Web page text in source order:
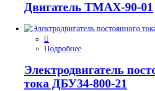
Двигатель ТМАХ-90-01
Подробнее
Электродвигатель
тока ДБУ34‑800‑21